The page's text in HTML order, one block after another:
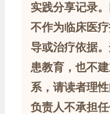
实践分享记录
不作为临床医
导或治疗依据
患教育，也不
系，请读者理
负责人不承担